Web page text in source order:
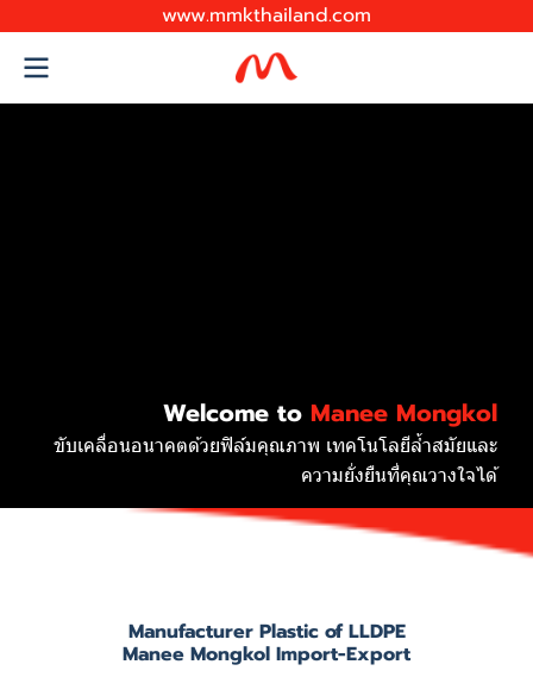
www.mmkthailand.com
Welcome to Manee Mongkol
ขับเคลื่อนอนาคตด้วยฟิล์มคุณภาพ เทคโนโลยีล้ำสมัยและ
ความยั่งยืนที่คุณวางใจได้
Manufacturer Plastic of LLDPE
Manee Mongkol Import-Export